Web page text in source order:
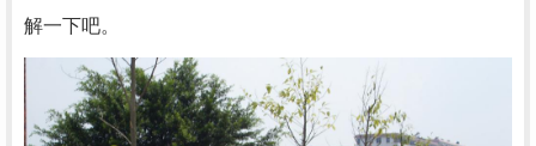
解一下吧。